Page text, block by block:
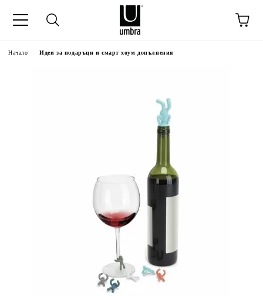
Начало Идеи за подаръци и смарт хоум допълнения